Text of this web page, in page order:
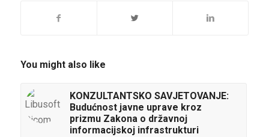
You might also like
KONZULTANTSKO SAVJETOVANJE:
Budućnost javne uprave kroz
prizmu Zakona o državnoj
informacijskoj infrastrukturi